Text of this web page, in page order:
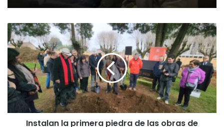
I
n
s
a
l
a
n
l
Instalan la primera piedra de las obras de